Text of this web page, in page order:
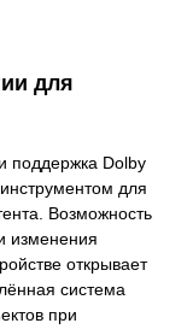
для
поддержка Dolby
для
Возможность
изменения
открывает
система
при